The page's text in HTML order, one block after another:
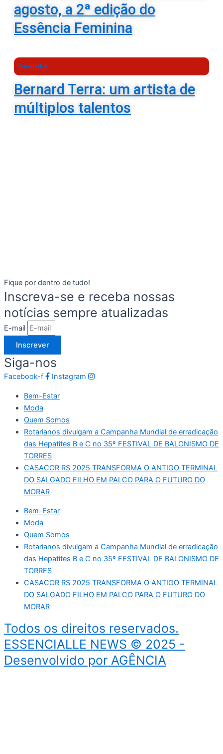
agosto, a 2ª edição do
Essência Feminina
Variedades
Bernard Terra: um artista de
múltiplos talentos
Fique por dentro de tudo!
Inscreva-se e receba nossas
notícias sempre atualizadas
E-mail
Inscrever
Siga-nos
Facebook-f Instagram
Bem-Estar
Moda
Quem Somos
Rotarianos divulgam a Campanha Mundial de erradicação
das Hepatites B e C no 35º FESTIVAL DE BALONISMO DE
TORRES
CASACOR RS 2025 TRANSFORMA O ANTIGO TERMINAL
DO SALGADO FILHO EM PALCO PARA O FUTURO DO
MORAR
Bem-Estar
Moda
Quem Somos
Rotarianos divulgam a Campanha Mundial de erradicação
das Hepatites B e C no 35º FESTIVAL DE BALONISMO DE
TORRES
CASACOR RS 2025 TRANSFORMA O ANTIGO TERMINAL
DO SALGADO FILHO EM PALCO PARA O FUTURO DO
MORAR
Todos os direitos reservados.
ESSENCIALLE NEWS © 2025 -
Desenvolvido por AGÊNCIA